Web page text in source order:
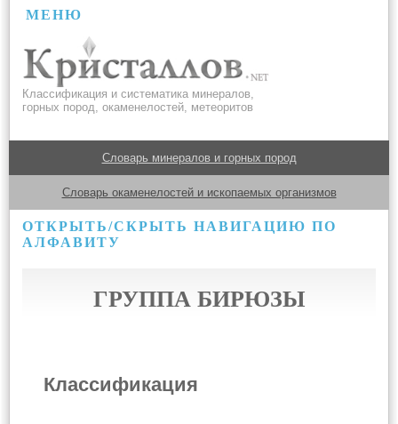
МЕНЮ
Классификация и систематика минералов,
горных пород, окаменелостей, метеоритов
Словарь минералов и горных пород
Словарь окаменелостей и ископаемых организмов
ОТКРЫТЬ/СКРЫТЬ НАВИГАЦИЮ ПО
АЛФАВИТУ
ГРУППА БИРЮЗЫ
Классификация